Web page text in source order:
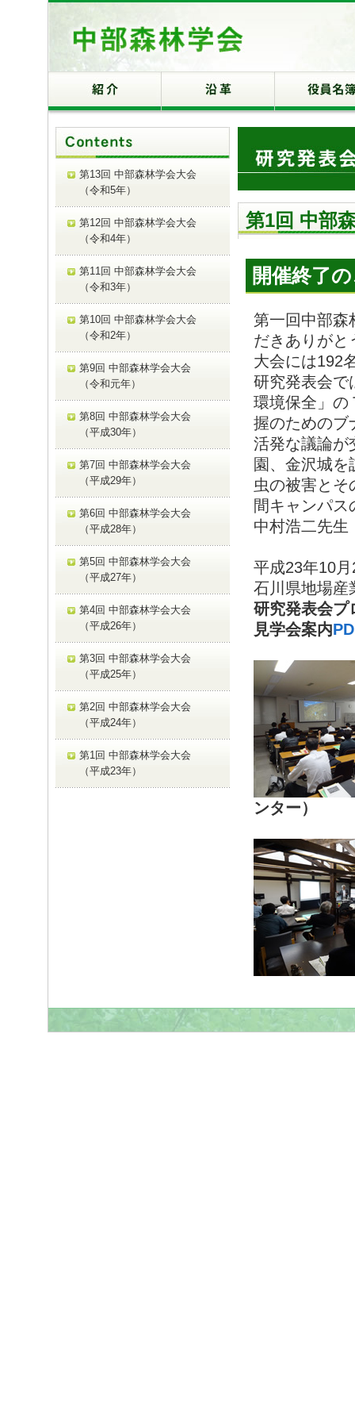
第1回 中部
開催終了
第一回中部森
だきありがと
大会には192
研究発表会で
環境保全」の
握のためのブ
活発な議論が
園、金沢城
虫の被害と
間キャンパス
中村浩二先生
平成23年10
石川県地場産
研究発表会プ
見学会案内
ンター）
第13回 中部森林学会大会
（令和5年）
第12回 中部森林学会大会
（令和4年）
第11回 中部森林学会大会
（令和3年）
第10回 中部森林学会大会
（令和2年）
第9回 中部森林学会大会
（令和元年）
第8回 中部森林学会大会
（平成30年）
第7回 中部森林学会大会
（平成29年）
第6回 中部森林学会大会
（平成28年）
第5回 中部森林学会大会
（平成27年）
第4回 中部森林学会大会
（平成26年）
第3回 中部森林学会大会
（平成25年）
第2回 中部森林学会大会
（平成24年）
第1回 中部森林学会大会
（平成23年）